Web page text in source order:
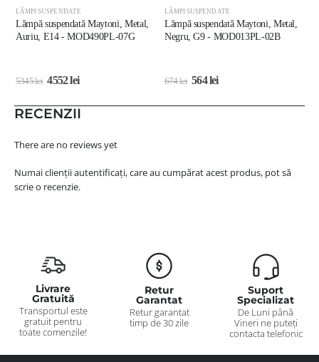
LĂMPI SUSPENDATE
Lămpă suspendată Maytoni, Metal,
Auriu, E14 - MOD490PL-07G
5345lei 4552lei
LĂMPI SUSPENDATE
Lămpă suspendată Maytoni, Metal,
Negru, G9 - MOD013PL-02B
674lei 564lei
RECENZII
There are no reviews yet
Numai clienții autentificați, care au cumpărat acest produs, pot să
scrie o recenzie.
Livrare
Gratuită
Transportul este
gratuit pentru
toate comenzile!
Retur
Garantat
Retur garantat
timp de 30 zile
Suport
Specializat
De Luni până
Vineri ne puteți
contacta telefonic